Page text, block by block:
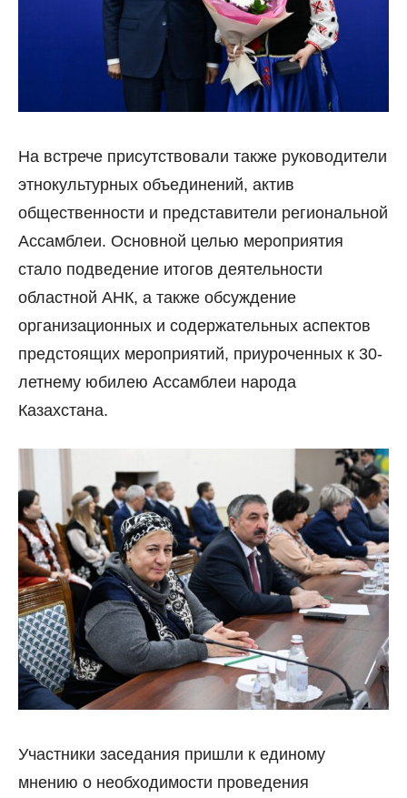
На встрече присутствовали также руководители
этнокультурных объединений, актив
общественности и представители региональной
Ассамблеи. Основной целью мероприятия
стало подведение итогов деятельности
областной АНК, а также обсуждение
организационных и содержательных аспектов
предстоящих мероприятий, приуроченных к 30-
летнему юбилею Ассамблеи народа
Казахстана.
Участники заседания пришли к единому
мнению о необходимости проведения